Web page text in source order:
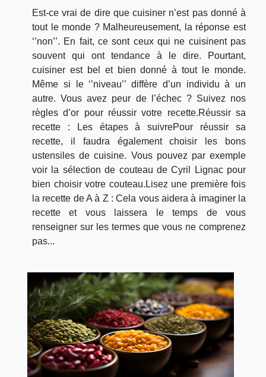
Est-ce vrai de dire que cuisiner n’est pas donné à
tout le monde ? Malheureusement, la réponse est
‘’non’’. En fait, ce sont ceux qui ne cuisinent pas
souvent qui ont tendance à le dire. Pourtant,
cuisiner est bel et bien donné à tout le monde.
Même si le ‘’niveau’’ diffère d’un individu à un
autre. Vous avez peur de l’échec ? Suivez nos
règles d’or pour réussir votre recette.Réussir sa
recette : Les étapes à suivrePour réussir sa
recette, il faudra également choisir les bons
ustensiles de cuisine. Vous pouvez par exemple
voir la sélection de couteau de Cyril Lignac pour
bien choisir votre couteau.Lisez une première fois
la recette de A à Z : Cela vous aidera à imaginer la
recette et vous laissera le temps de vous
renseigner sur les termes que vous ne comprenez
pas...